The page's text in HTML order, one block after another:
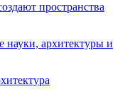
пространства
науки, архитектуры и